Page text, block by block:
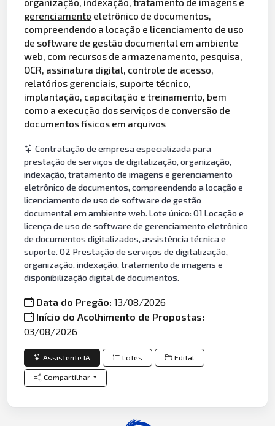
organização, indexação, tratamento de imagens e
gerenciamento eletrônico de documentos,
compreendendo a locação e licenciamento de uso
de software de gestão documental em ambiente
web, com recursos de armazenamento, pesquisa,
OCR, assinatura digital, controle de acesso,
relatórios gerenciais, suporte técnico,
implantação, capacitação e treinamento, bem
como a execução dos serviços de conversão de
documentos físicos em arquivos
Contratação de empresa especializada para
prestação de serviços de digitalização, organização,
indexação, tratamento de imagens e gerenciamento
eletrônico de documentos, compreendendo a locação e
licenciamento de uso de software de gestão
documental em ambiente web. Lote único: 01 Locação e
licença de uso de software de gerenciamento eletrônico
de documentos digitalizados, assistência técnica e
suporte. 02 Prestação de serviços de digitalização,
organização, indexação, tratamento de imagens e
disponibilização digital de documentos.
Data do Pregão:13/08/2026
Início do Acolhimento de Propostas:
03/08/2026
Assistente IA Lotes Edital
Compartilhar